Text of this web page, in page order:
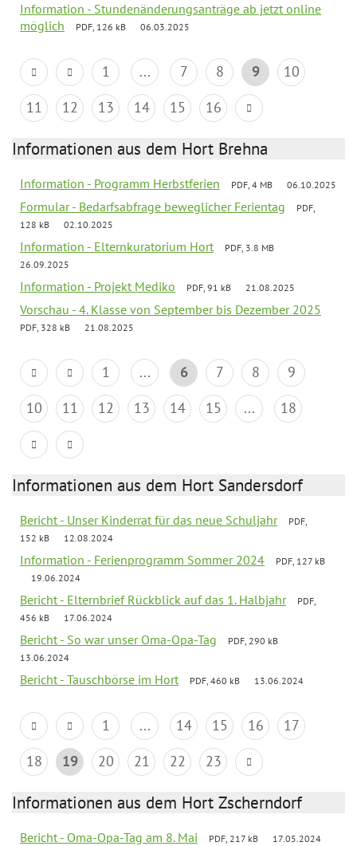
Information - Stundenänderungsanträge ab jetzt online
möglich
PDF, 126 kB 06.03.2025
1 ... 7 8 9
10
11
12 13 14 15 16
Informationen aus dem Hort Brehna
Information - Programm Herbstferien PDF, 4 MB 06.10.2025
Formular - Bedarfsabfrage beweglicher Ferientag
PDF,
128 kB
02.10.2025
Information - Elternkuratorium Hort
PDF, 3.8 MB
26.09.2025
Information - Projekt Mediko PDF, 91 kB 21.08.2025
Vorschau - 4. Klasse von September bis Dezember 2025
PDF, 328 kB 21.08.2025
1 ... 6 7 8
9
10
11 12 13 14 15 ... 18
Informationen aus dem Hort Sandersdorf
Bericht - Unser Kinderrat für das neue Schuljahr
PDF,
152 kB
12.08.2024
Information - Ferienprogramm Sommer 2024
PDF, 127 kB
19.06.2024
Bericht - Elternbrief Rückblick auf das 1. Halbjahr
PDF,
456 kB
17.06.2024
Bericht - So war unser Oma-Opa-Tag
PDF, 290 kB
13.06.2024
Bericht - Tauschbörse im Hort PDF, 460 kB 13.06.2024
1 ... 14 15 16
17
18
19 20 21 22 23
Informationen aus dem Hort Zscherndorf
Bericht - Oma-Opa-Tag am 8. Mai PDF, 217 kB 17.05.2024